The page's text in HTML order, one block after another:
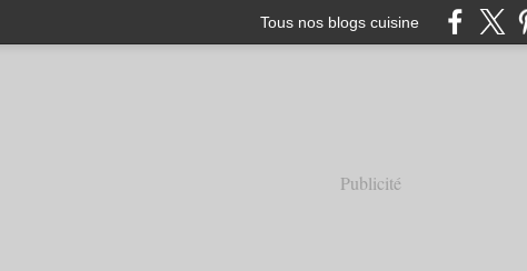
Tous nos blogs cuisine
Publicité